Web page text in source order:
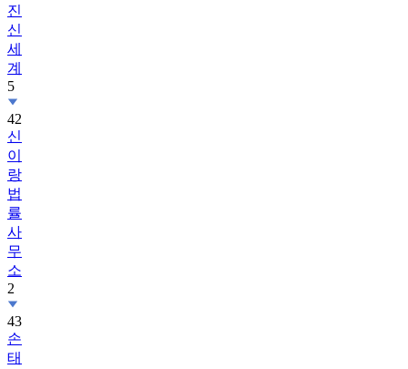
진
신
세
계
5
42
신
이
랑
법
률
사
무
소
2
43
손
태